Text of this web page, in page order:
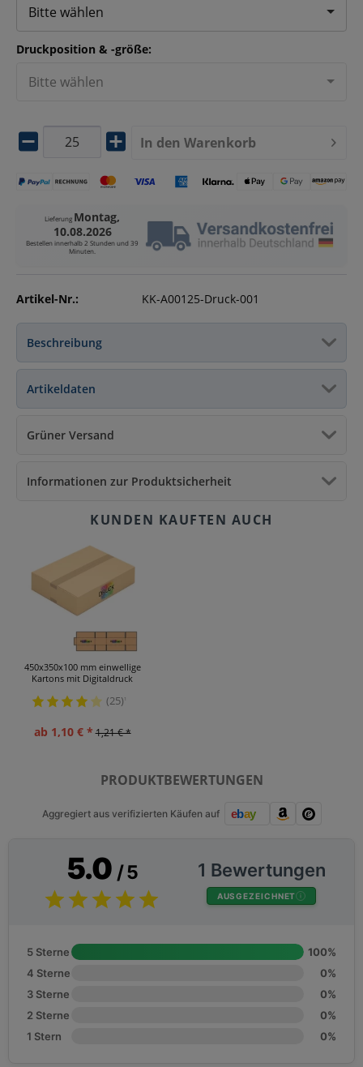
Lieferung Montag,
10.08.2026
Bestellen innerhalb2 Stunden und 39
Minuten.
Bitte wählen
Druckposition & -größe:
Bitte wählen
In den Warenkorb
Artikel-Nr.: KK-A00125-Druck-001
Beschreibung
Artikeldaten
Grüner Versand
Informationen zur Produktsicherheit
450x350x100 mm einwellige
Kartons mit Digitaldruck
(25)¹
ab 1,10 € * 1,21 € *
PRODUKTBEWERTUNGEN
Aggregiert aus verifizierten Käufen auf
5.0 / 5 1 Bewertungen
AUSGEZEICHNET
5 Sterne
100%
4 Sterne
0%
3 Sterne
0%
2 Sterne
0%
1 Stern
0%